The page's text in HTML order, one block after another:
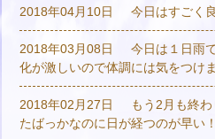
2018年04月10日 今日はすごく
2018年03月08日
今日は１日雨
化が激しいので体調には気をつけ
2018年02月27日
もう2月も終
たばっかなのに日が経つのが早い！